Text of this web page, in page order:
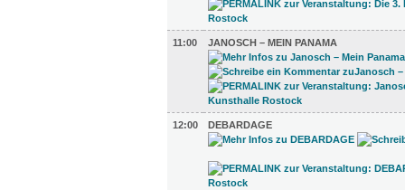
11:00 JANOSCH – MEIN PANAMA
12:00 DEBARDAGE